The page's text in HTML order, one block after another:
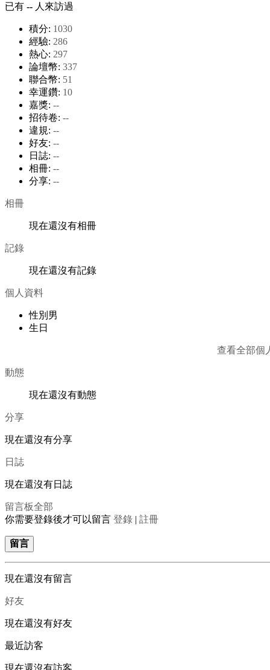
已有 -- 人來訪過
積分: 1030
經驗: 286
熱心: 297
論壇幣: 337
聯合幣: 51
幸運鑽: 10
嘉獎: --
招待卷: --
違規: --
好友: --
日誌: --
相冊: --
分享: --
相冊
現在還沒有相冊
記錄
現在還沒有記錄
個人資料
性別 男
生日
查看全部個
動態
現在還沒有動態
分享
現在還沒有分享
日誌
現在還沒有日誌
留言板全部
你需要登錄後才可以留言 登錄 | 註冊
留言
現在還沒有留言
好友
現在還沒有好友
最近訪客
現在還沒有訪客